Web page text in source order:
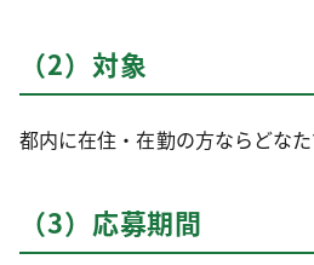
（2）対象
都内に在住・在勤の方ならどな
（3）応募期間